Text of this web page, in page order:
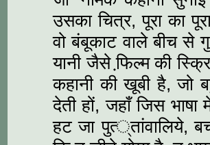
उसका चित्र, पूरा का
वो बंबूकाट वाले बीच से
यानी जैसे फि़ल्‍म की
कहानी की खूबी है, जो
देती हों, जहाँ जिस भाषा
हट जा पुत्‍्तांवालिये,